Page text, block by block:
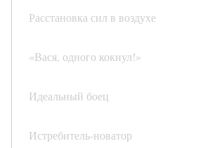
Расстановка сил в воздухе
«Вася, одного кокнул!»
Идеальный боец
Истребитель-новатор